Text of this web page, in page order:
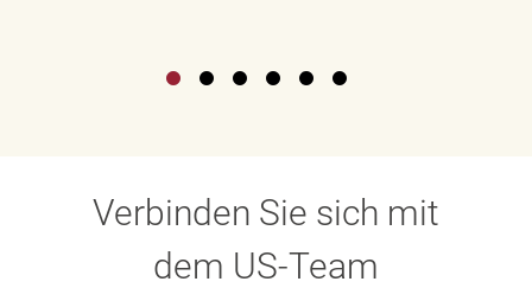
Verbinden Sie sich mit
dem US-Team